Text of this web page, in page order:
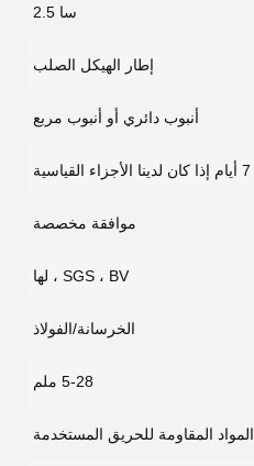
سا 2.5
إطار الهيكل الصلب
أنبوب دائري أو أنبوب مربع
7 أيام إذا كان لدينا الأجزاء القياسية
موافقة مخصصة
SGS ، BV ، لها
الخرسانة/الفولاذ
5-28 ملم
المواد المقاومة للحريق المستخدمة